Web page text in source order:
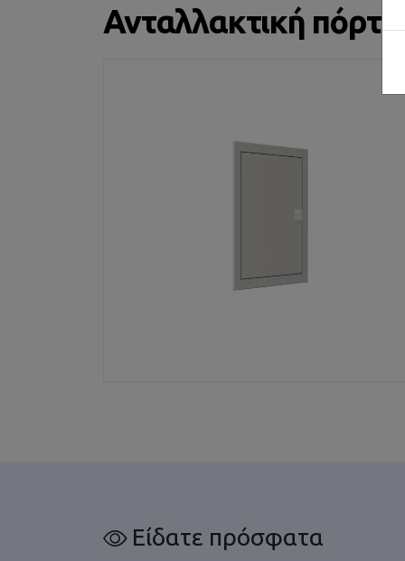
Ανταλλακτική
Είδατε πρόσφατα